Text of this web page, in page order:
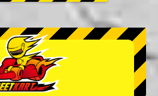
Buchung
Shop wechseln
Tokio Akihabara#1